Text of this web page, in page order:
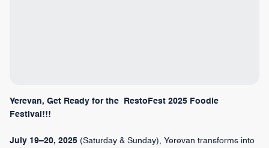
Yerevan, Get Ready for the RestoFest 2025 Foodie
Festival!!!
July 19–20, 2025 (Saturday & Sunday), Yerevan transforms into